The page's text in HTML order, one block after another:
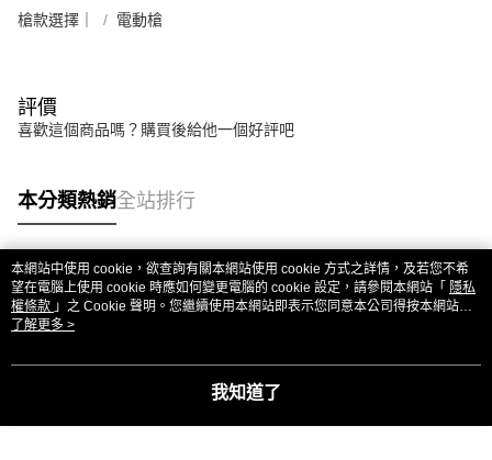
槍款選擇｜ 電動槍
評價
喜歡這個商品嗎？購買後給他一個好評吧
本分類熱銷全站排行
熱門標籤
本網站中使用 cookie，欲查詢有關本網站使用 cookie 方式之詳情，及若您不希
望在電腦上使用 cookie 時應如何變更電腦的 cookie 設定，請參閱本網站「 隱私
權條款 」之 Cookie 聲明。您繼續使用本網站即表示您同意本公司得按本網站使
用條款之 Cookie 聲明使用 cookie。
了解更多 >
我知道了